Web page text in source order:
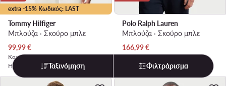
extra -15% Κωδικός: LAST
Tommy Hilfiger
Μπλούζα · Σκούρο μπλε
Τρέχουσα τιμή
99,99€
Κανονική τιμή119,99 €-16%
Η χαμηλότερη τιμή119,99 €-16%
Polo Ralph Lauren
Μπλούζα · Σκούρο μπλε
Τρέχουσα τιμή
166,99€
Κανονική τιμή194,90 €-14%
Η χαμηλότερη τιμή194,90 €
Ταξινόμηση Φιλτράρισμα